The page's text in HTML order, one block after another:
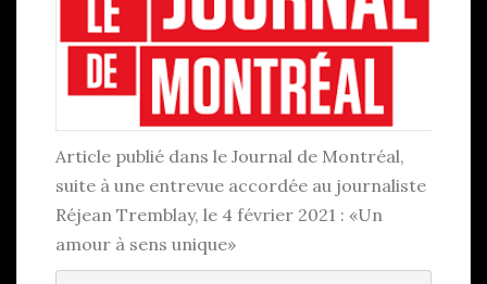
Article publié dans le Journal de Montréal,
suite à une entrevue accordée au journaliste
Réjean Tremblay, le 4 février 2021 : «Un
amour à sens unique»